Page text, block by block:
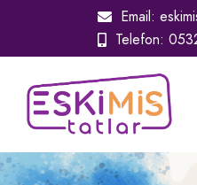
Email:
Telefon: